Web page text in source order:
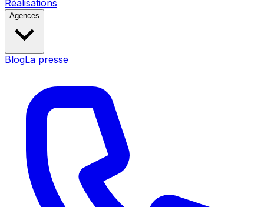
Réalisations
Agences
BlogLa presse